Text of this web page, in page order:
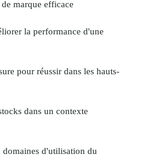
marque efficace
la performance d'une
pour réussir dans les hauts-
dans un contexte
d'utilisation du